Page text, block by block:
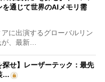
通じて世界のAIメモリ需
に出演するグローバルリン
、最新…
探せ】レーザーテック：最先
…